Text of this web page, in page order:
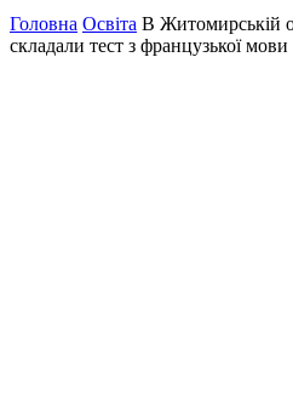
Головна Освіта В Житомирській
складали тест з французької мови